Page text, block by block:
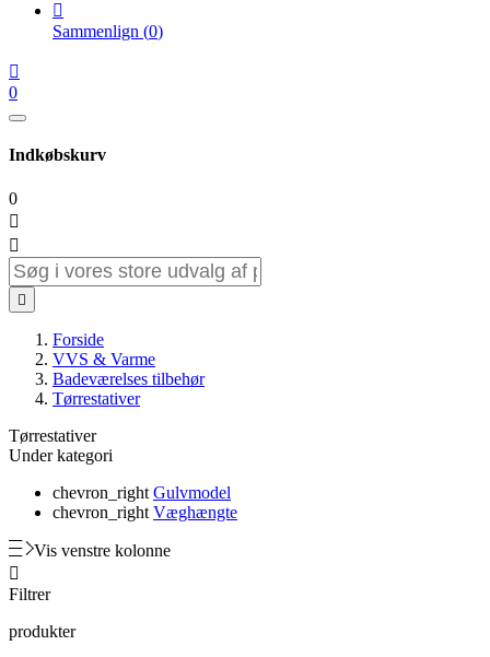

Sammenlign (0)

0
Indkøbskurv
0



Forside
VVS & Varme
Badeværelses tilbehør
Tørrestativer
Tørrestativer
Under kategori
chevron_right Gulvmodel
chevron_right Væghængte
Vis venstre kolonne

Filtrer
produkter